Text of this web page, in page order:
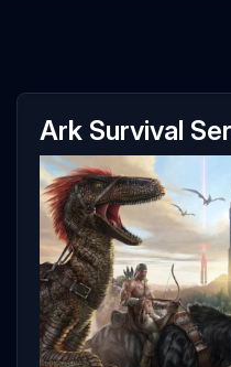
Ark Survival